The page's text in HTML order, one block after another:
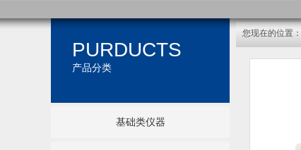
PURDUCTS
产品分类
基础类仪器
您现在的位置：